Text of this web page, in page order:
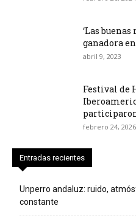
‘Las
ganadora
abril 9, 2023
Festival de
febrero 24, 2026
Entradas recientes
Unperro andaluz: ruido,
constante